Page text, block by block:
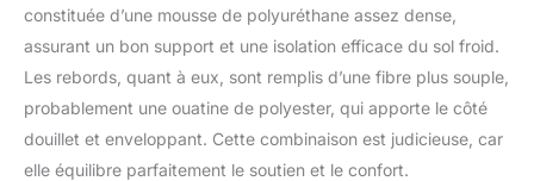
PP haute densité et une
mousse supplémentaire
structure assure un
maintien stable et une
bonne répartition du
poids au quotidien.
constituée d’une mousse de polyuréthane assez dense,
assurant un bon support et une isolation efficace du sol froid.
Les rebords, quant à eux, sont remplis d’une fibre plus souple,
probablement une ouatine de polyester, qui apporte le côté
douillet et enveloppant. Cette combinaison est judicieuse, car
elle équilibre parfaitement le soutien et le confort.